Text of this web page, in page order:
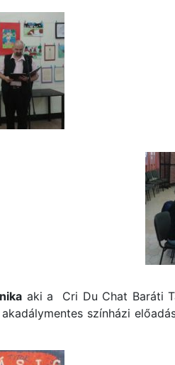
aki a Cri Du Chat Baráti
színházi